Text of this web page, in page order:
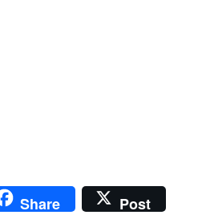
Share Post